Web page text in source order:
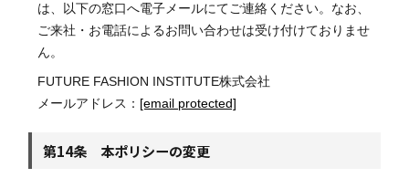
は、以下の窓口へ電子メールにてご連絡ください。なお、
ご来社・お電話によるお問い合わせは受け付けておりませ
ん。
FUTURE FASHION INSTITUTE株式会社
メールアドレス： [email protected]
第14条 本ポリシーの変更